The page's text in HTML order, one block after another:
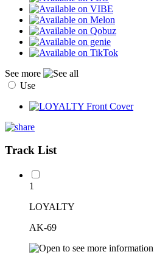
See more
Use
Track List
1
LOYALTY
AK-69